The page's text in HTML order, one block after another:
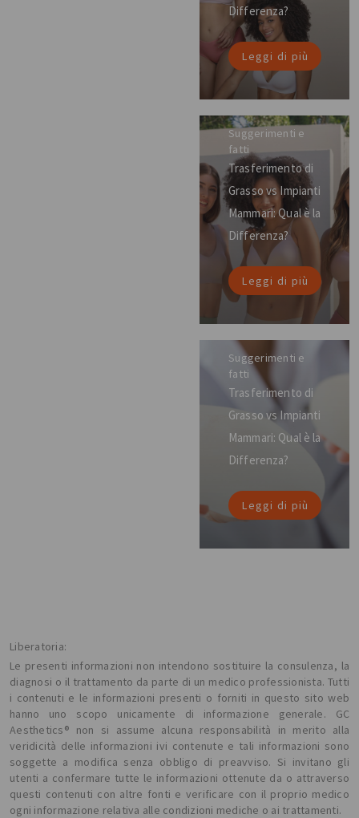
Differenza?
Leggi di più
Suggerimenti e
fatti
Trasferimento di
Grasso vs Impianti
Mammari: Qual è la
Differenza?
Leggi di più
Suggerimenti e
fatti
Trasferimento di
Grasso vs Impianti
Mammari: Qual è la
Differenza?
Leggi di più
Liberatoria:
Le presenti informazioni non intendono sostituire la consulenza, la
diagnosi o il trattamento da parte di un medico professionista. Tutti
i contenuti e le informazioni presenti o forniti in questo sito web
hanno uno scopo unicamente di informazione generale. GC
Aesthetics® non si assume alcuna responsabilità in merito alla
veridicità delle informazioni ivi contenute e tali informazioni sono
soggette a modifica senza obbligo di preavviso. Si invitano gli
utenti a confermare tutte le informazioni ottenute da o attraverso
questi contenuti con altre fonti e verificare con il proprio medico
ogni informazione relativa alle condizioni mediche o ai trattamenti.